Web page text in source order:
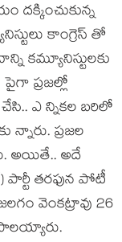
ద‌క్కించుకున్న
కాంగ్రెస్ తో
క‌మ్యూనిస్టుల‌కు
ప్ర‌జ‌ల్లో
ఎ న్నిక‌ల బ‌రిలో
ప్ర‌జ‌ల
అయితే.. అదే
పార్టీ త‌ర‌ఫున పోటీ
వెంక‌ట్రావు 26